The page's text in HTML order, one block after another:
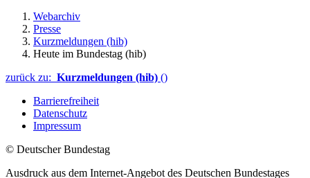
Webarchiv
Presse
Kurzmeldungen (hib)
Heute im Bundestag (hib)
zurück zu: Kurzmeldungen (hib) ()
Barrierefreiheit
Datenschutz
Impressum
© Deutscher Bundestag
Ausdruck aus dem Internet-Angebot des Deutschen Bundestages